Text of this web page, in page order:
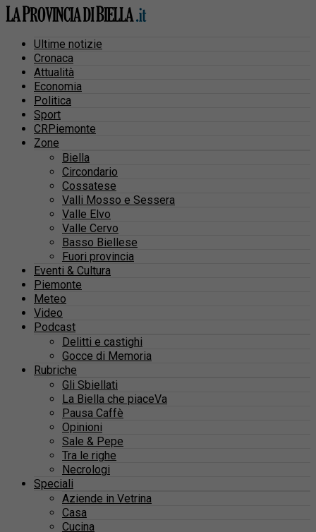
Ultime notizie
Cronaca
Attualità
Economia
Politica
Sport
CRPiemonte
Zone
Biella
Circondario
Cossatese
Valli Mosso e Sessera
Valle Elvo
Valle Cervo
Basso Biellese
Fuori provincia
Eventi & Cultura
Piemonte
Meteo
Video
Podcast
Delitti e castighi
Gocce di Memoria
Rubriche
Gli Sbiellati
La Biella che piaceVa
Pausa Caffè
Opinioni
Sale & Pepe
Tra le righe
Necrologi
Speciali
Aziende in Vetrina
Casa
Cucina